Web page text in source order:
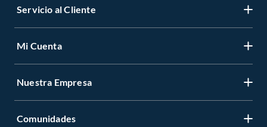
Servicio al Cliente
Mi Cuenta
Nuestra Empresa
Comunidades